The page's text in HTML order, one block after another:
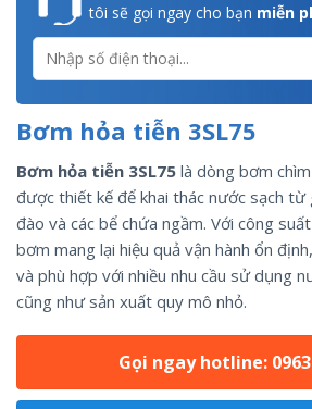
tôi sẽ gọi ngay cho bạn miễn
Bơm hỏa tiễn 3SL75
Bơm hỏa tiễn 3SL75 là dòng bơm
được thiết kế để khai thác nước sạch từ
đào và các bể chứa ngầm. Với công suất
bơm mang lại hiệu quả vận hành ổn
và phù hợp với nhiều nhu cầu sử dụng
cũng như sản xuất quy mô nhỏ.
Gọi ngay hotline: